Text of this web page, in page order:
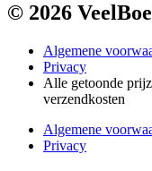
© 2026
Algemene
Privacy
Alle getoonde
verzendkosten
Algemene
Privacy